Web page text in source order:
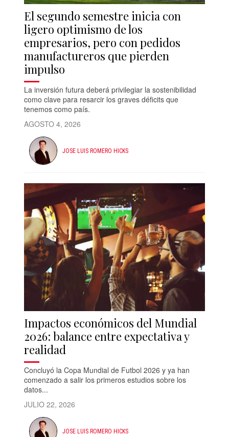
El segundo semestre inicia con
ligero optimismo de los
empresarios, pero con pedidos
manufactureros que pierden
impulso
La inversión futura deberá privilegiar la sostenibilidad
como clave para resarcir los graves déficits que
tenemos como país.
AGOSTO 4, 2026
JOSE LUIS ROMERO HICKS
Impactos económicos del Mundial
2026: balance entre expectativa y
realidad
Concluyó la Copa Mundial de Futbol 2026 y ya han
comenzado a salir los primeros estudios sobre los
datos...
JULIO 22, 2026
JOSE LUIS ROMERO HICKS